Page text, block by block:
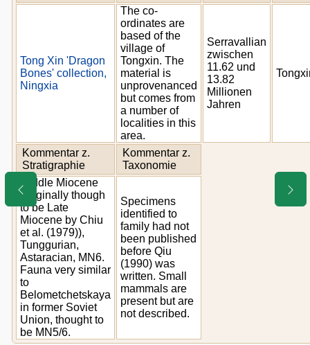
Tong Xin 'Dragon
Bones' collection,
Ningxia
The co-
ordinates are
based of the
village of
Tongxin. The
material is
unprovenanced
but comes from
a number of
localities in this
area.
Serravallian
zwischen
11.62 und
13.82
Millionen
Jahren
Kommentar z.
Stratigraphie
Kommentar z.
Taxonomie
Middle Miocene
(originally though
to be Late
Miocene by Chiu
et al. (1979)),
Tunggurian,
Astaracian, MN6.
Fauna very similar
to
Belometchetskaya
in former Soviet
Union, thought to
be MN5/6.
Specimens
identified to
family had not
been published
before Qiu
(1990) was
written. Small
mammals are
present but are
not described.